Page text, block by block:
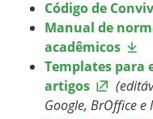
Estágio
Formaturas
Permanência e êxito
Código de
Manual de
acadêmicos
Templates para
artigos
Google, BrOffice